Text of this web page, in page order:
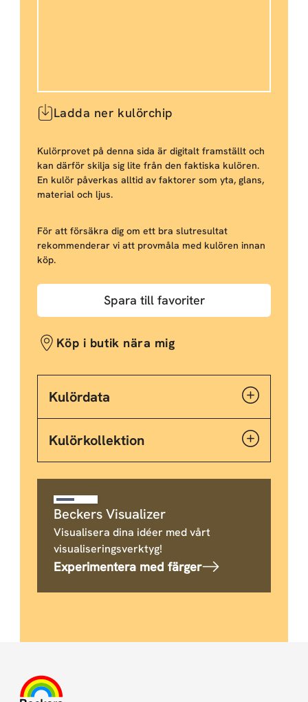
Ladda ner kulörchip
Kulörprovet på denna sida är digitalt framställt och
kan därför skilja sig lite från den faktiska kulören.
En kulör påverkas alltid av faktorer som yta, glans,
material och ljus.
För att försäkra dig om ett bra slutresultat
rekommenderar vi att provmåla med kulören innan
köp.
Spara till favoriter
Köp i butik nära mig
Kulördata
Kulörkollektion
Beckers Visualizer
Visualisera dina idéer med vårt
visualiseringsverktyg!
Experimentera med färger